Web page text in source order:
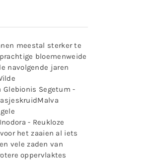
meestal sterker te
bloemenweide
navolgende jaren
Glebionis Segetum -
- Reukloze
het zaaien al iets
vele zaden van
oppervlaktes